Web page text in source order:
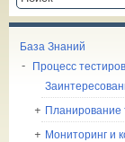
База Знаний
Процесс
Планирование
Мониторинг и